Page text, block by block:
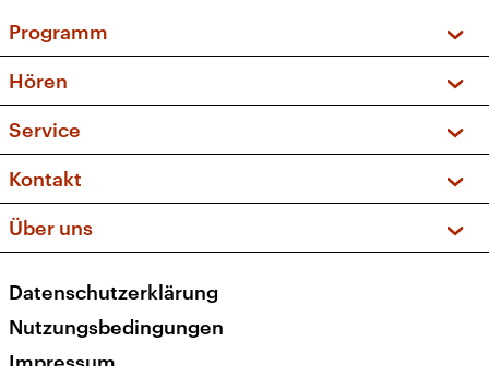
Programm
Sendungen und Podcasts
Musikliste
Kakadu – Das Kinderprogramm
Hören
Frequenzen (UKW + DAB+)
Service
FAQ
Apps
Newsletter
Veranstaltungen
Kontakt
Social Media
Über uns
Presse
Karriere
Datenschutzerklärung
Nutzungsbedingungen
Impressum